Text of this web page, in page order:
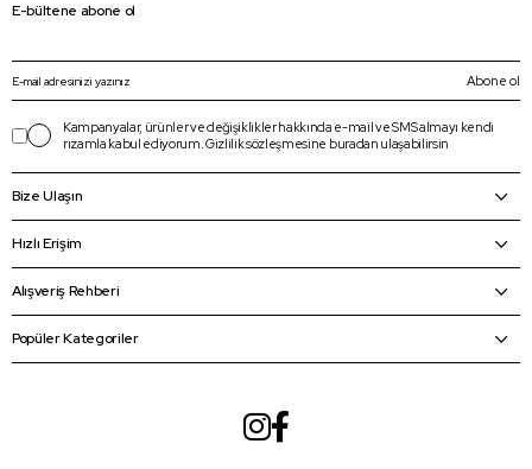
E-bültene abone ol
Abone ol
Kampanyalar, ürünler ve değişiklikler hakkında e-mail ve SMS almayı kendi
rızamla kabul ediyorum.Gizlilik sözleşmesine buradan ulaşabilirsin
Bize Ulaşın
Hızlı Erişim
Alışveriş Rehberi
Popüler Kategoriler